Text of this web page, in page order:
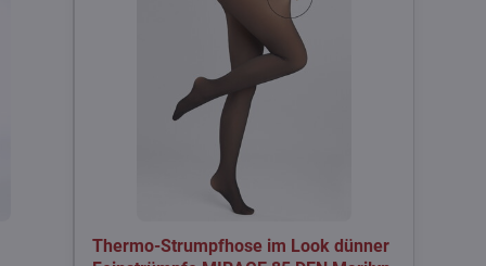
Thermo-Strumpfhose im Look dünner